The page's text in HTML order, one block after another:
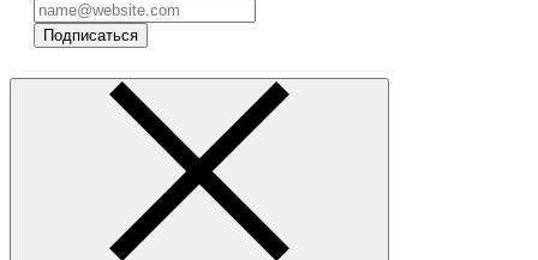
Подписаться